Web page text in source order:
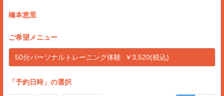
橋本恵里
ご希望メニュー
50分パーソナルトレーニング体験 ￥3,520(税込)
「予約日時」の選択